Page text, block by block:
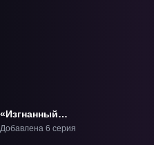
«Изгнанный
реинкарнированный
Добавлена 6 серия